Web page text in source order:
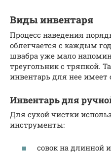
Виды инвентаря
Процесс наведения
облегчается с каждым
швабра уже мало
треугольник с тряпкой.
инвентарь для нее
Инвентарь для
Для сухой чистки
инструменты:
совок на длинной